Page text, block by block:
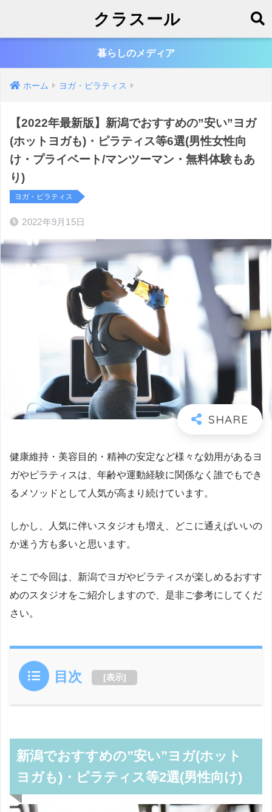
クラスール
暮らしのメディア
ホーム ヨガ・ピラティス
【2022年最新版】新潟でおすすめの”安い”ヨガ
(ホットヨガも)・ピラティス等6選(男性女性向
け・プライベート/マンツーマン・無料体験もあ
り)
ヨガ・ピラティス
2022年9月15日
健康維持・美容目的・精神の安定など様々な効用があるヨ
ガやピラティスは、年齢や運動経験に関係なく誰でもでき
るメソッドとして人気が高まり続けています。
しかし、人気に伴いスタジオも増え、どこに通えばいいの
か迷う方も多いと思います。
そこで今回は、新潟でヨガやピラティスが楽しめるおすす
めのスタジオをご紹介しますので、是非ご参考にしてくだ
さい。
目次 [表示]
新潟でおすすめの”安い”ヨガ(ホット
ヨガも)・ピラティス等2選(男性向け)